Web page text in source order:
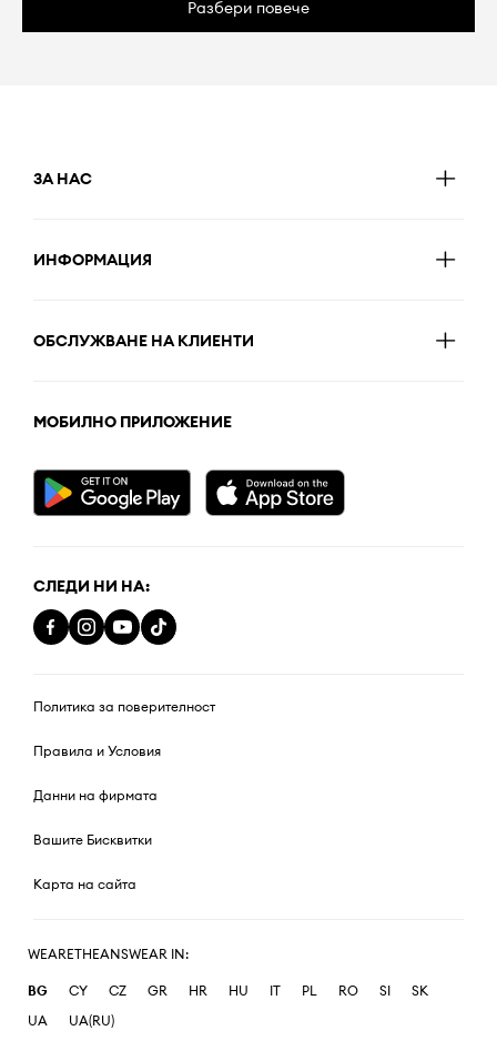
Разбери повече
ЗА НАС
ИНФОРМАЦИЯ
ОБСЛУЖВАНЕ НА КЛИЕНТИ
МОБИЛНО ПРИЛОЖЕНИЕ
СЛЕДИ НИ НА:
Политика за поверителност
Правила и Условия
Данни на фирмата
Вашите Бисквитки
Карта на сайта
WEARETHEANSWEAR IN:
BG CY CZ GR HR HU IT PL RO SI
SK
UA
UA(RU)